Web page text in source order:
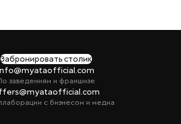
Забронировать столик
заведениям и франшизе
с бизнесом и медиа